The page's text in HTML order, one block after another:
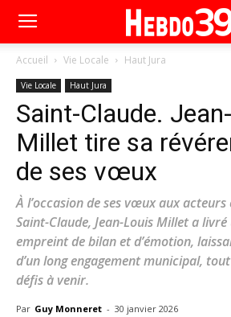
Accueil Vie Locale Haut Jura
Vie Locale Haut Jura
Saint-Claude.
Millet tire sa
de ses vœux
À l’occasion de ses vœux aux
Saint-Claude, Jean-Louis Millet a
empreint de bilan et d’émotion,
d’un long engagement municipal,
défis à venir.
Par Guy Monneret - 30 janvier 2026